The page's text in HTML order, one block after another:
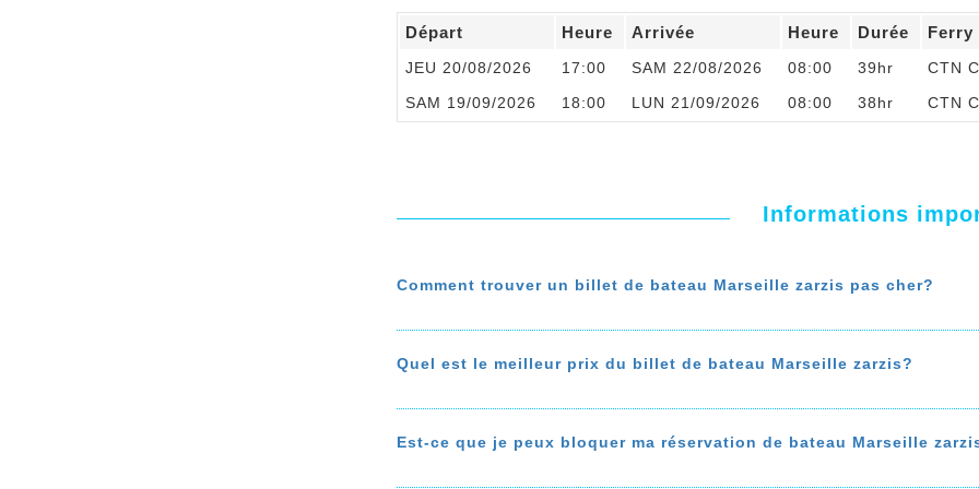
Départ Heure Arrivée Heure Durée Ferry
JEU 20/08/2026 17:00 SAM 22/08/2026 08:00 39hr CTN
SAM 19/09/2026
18:00 LUN 21/09/2026 08:00 38hr CTN
Informations
Comment trouver un billet de bateau Marseille zarzis pas cher?
Vous êtes à la recherche d’un billet de bateau de Marseille à zarzis
sur le prix de votre ticket de bateau
. Pour faire des économies,
privilégiez les agences de voyages avec des programmes de
En réservant à l’avance, vous avez plus de chances de trouver un
En savoir plus sur 'Comment trouver un billet de bateau Marseille
Quel est le meilleur prix du billet de bateau Marseille zarzis?
Le prix du billet de bateau de Marseille à zarzis dépend de la
qu’appliquent certaines agences.
Est-ce que je peux bloquer ma réservation de bateau Marseille